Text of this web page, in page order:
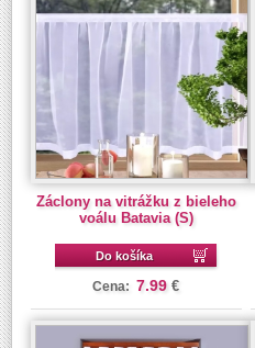
Záclony na vitrážku z bieleho
voálu Batavia (S)
Do košíka
Cena: 7.99 €